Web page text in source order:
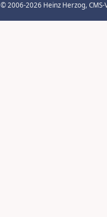
© 2006-2026 Heinz Herzog,